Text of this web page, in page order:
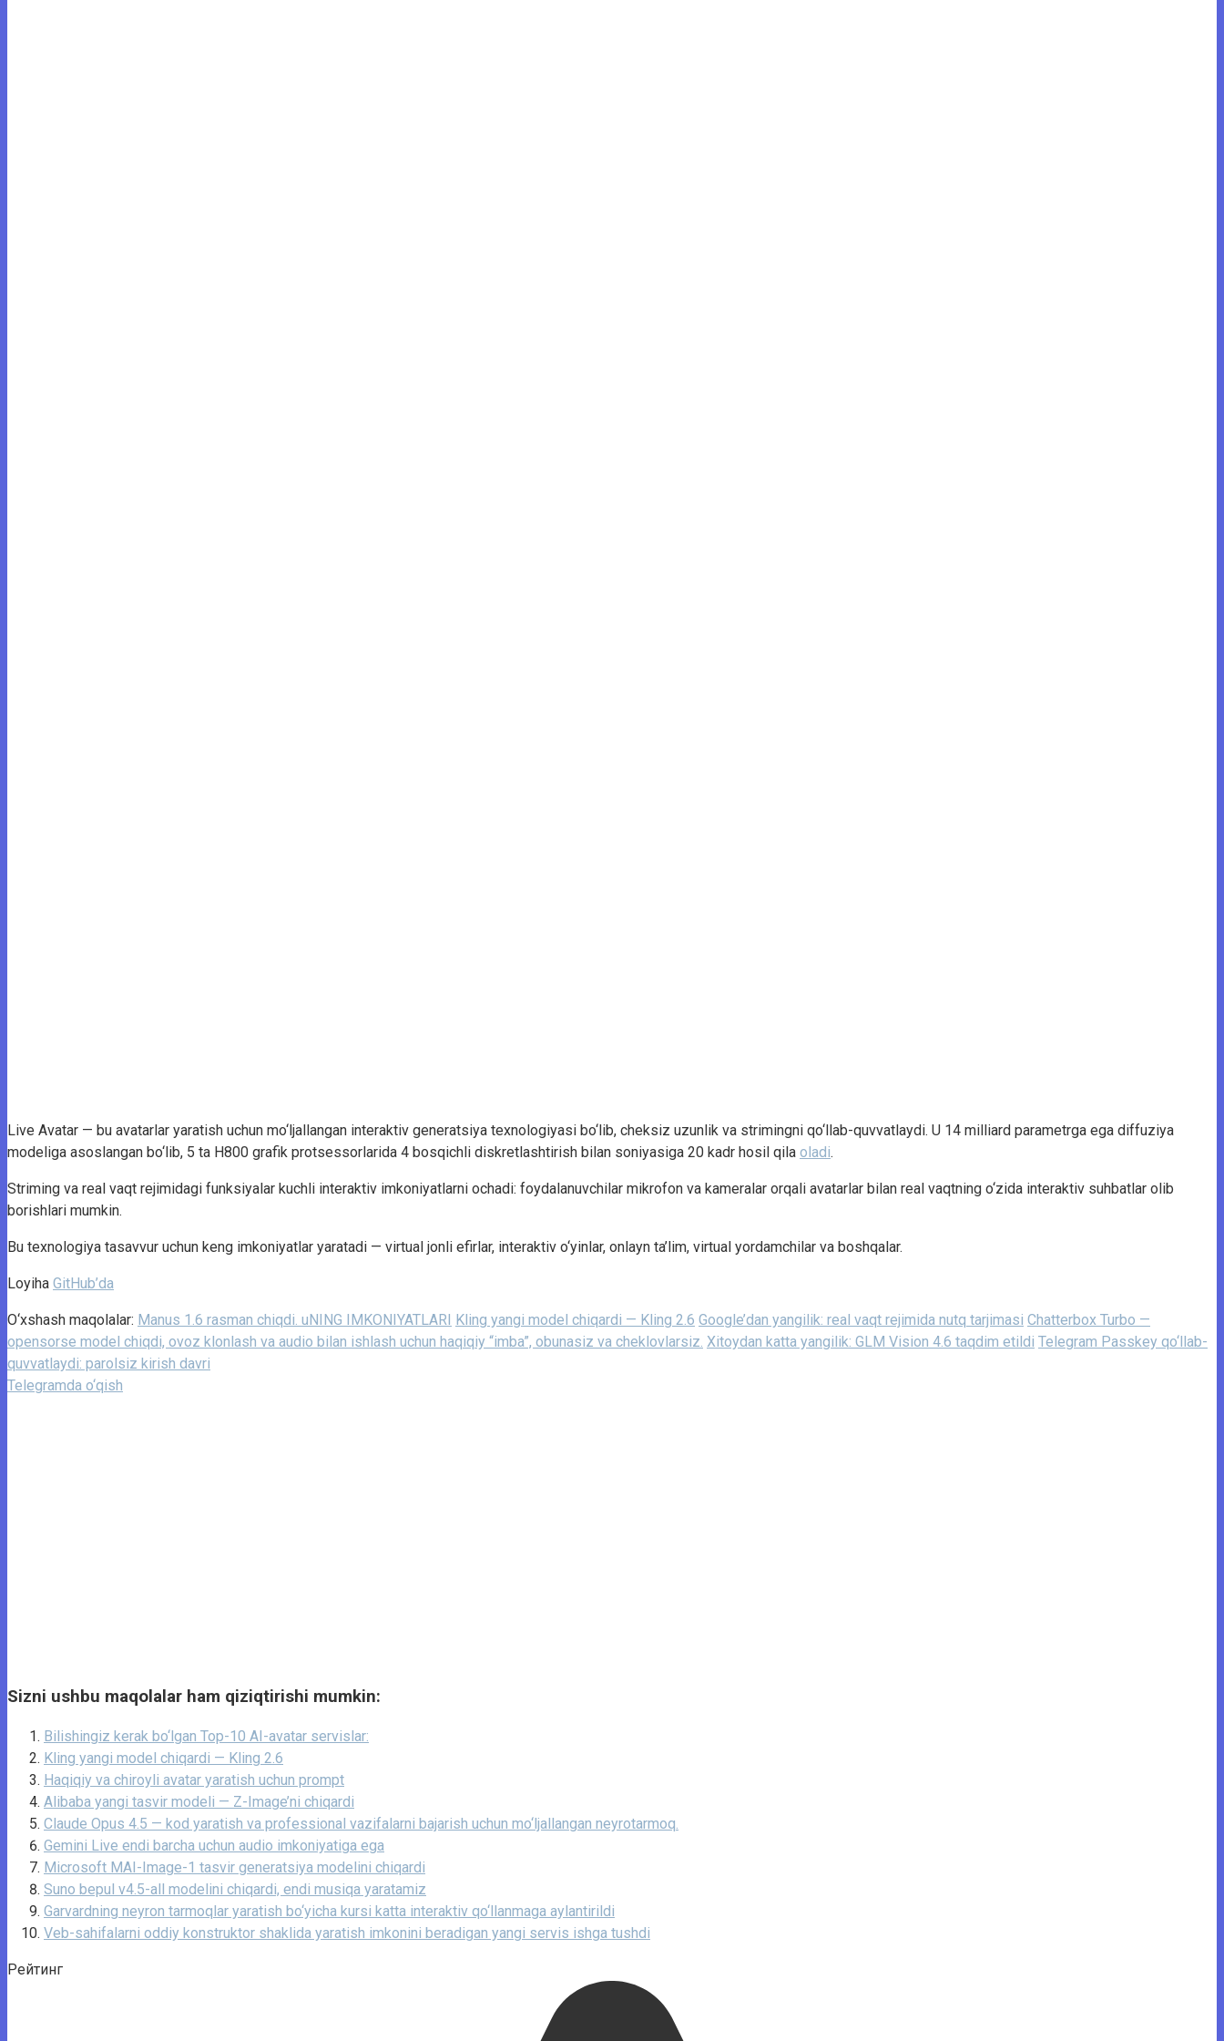
Live Avatar — bu avatarlar yaratish uchun mo‘ljallangan interaktiv generatsiya texnologiyasi bo‘lib, cheksiz uzunlik va strimingni qo‘llab-quvvatlaydi. U 14 milliard parametrga ega diffuziya
modeliga asoslangan bo‘lib, 5 ta H800 grafik protsessorlarida 4 bosqichli diskretlashtirish bilan soniyasiga 20 kadr hosil qila oladi.
Striming va real vaqt rejimidagi funksiyalar kuchli interaktiv imkoniyatlarni ochadi: foydalanuvchilar mikrofon va kameralar orqali avatarlar bilan real vaqtning o‘zida interaktiv suhbatlar olib
borishlari mumkin.
Bu texnologiya tasavvur uchun keng imkoniyatlar yaratadi — virtual jonli efirlar, interaktiv o‘yinlar, onlayn ta’lim, virtual yordamchilar va boshqalar.
Loyiha GitHub’da
O‘xshash maqolalar: Manus 1.6 rasman chiqdi. uNING IMKONIYATLARI Kling yangi model chiqardi — Kling 2.6 Google’dan yangilik: real vaqt rejimida nutq tarjimasi Chatterbox Turbo —
opensorse model chiqdi, ovoz klonlash va audio bilan ishlash uchun haqiqiy “imba”, obunasiz va cheklovlarsiz. Xitoydan katta yangilik: GLM Vision 4.6 taqdim etildi Telegram Passkey qo‘llab-
quvvatlaydi: parolsiz kirish davri
Telegramda o‘qish
Sizni ushbu maqolalar ham qiziqtirishi mumkin:
Bilishingiz kerak bo‘lgan Top-10 AI-avatar servislar:
Kling yangi model chiqardi — Kling 2.6
Haqiqiy va chiroyli avatar yaratish uchun prompt
Alibaba yangi tasvir modeli — Z-Image’ni chiqardi
Claude Opus 4.5 — kod yaratish va professional vazifalarni bajarish uchun mo‘ljallangan neyrotarmoq.
Gemini Live endi barcha uchun audio imkoniyatiga ega
Microsoft MAI-Image-1 tasvir generatsiya modelini chiqardi
Suno bepul v4.5-all modelini chiqardi, endi musiqa yaratamiz
Garvardning neyron tarmoqlar yaratish bo‘yicha kursi katta interaktiv qo‘llanmaga aylantirildi
Veb-sahifalarni oddiy konstruktor shaklida yaratish imkonini beradigan yangi servis ishga tushdi
Рейтинг